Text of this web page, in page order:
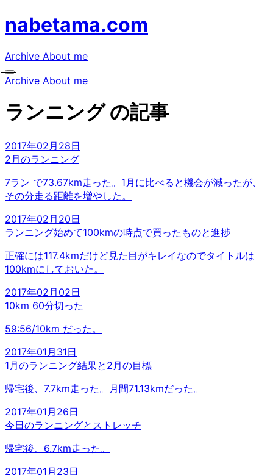
nabetama.com
Archive About me
Archive About me
ランニング の記事
2017年02月28日
2月のランニング
7ラン で73.67km走った。1月に比べると機会が減ったが、
その分走る距離を増やした。
2017年02月20日
ランニング始めて100kmの時点で買ったものと進捗
正確には117.4kmだけど見た目がキレイなのでタイトルは
100kmにしておいた。
2017年02月02日
10km 60分切った
59:56/10km だった。
2017年01月31日
1月のランニング結果と2月の目標
帰宅後、7.7km走った。月間71.13kmだった。
2017年01月26日
今日のランニングとストレッチ
帰宅後、6.7km走った。
2017年01月23日